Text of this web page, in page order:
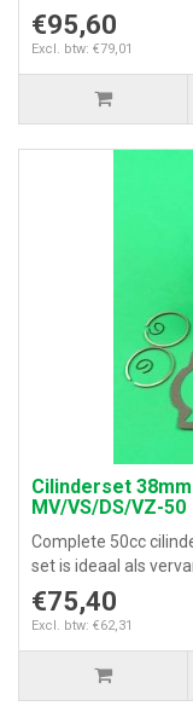
€95,60
Excl. btw: €79,01
Cilinderset
MV/VS/DS/VZ-50
Complete 50cc
set is ideaal als
€75,40
Excl. btw: €62,31